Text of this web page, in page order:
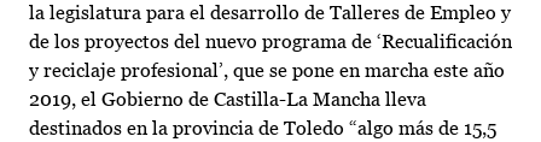
la legislatura para el desarrollo de Talleres de Empleo y
de los proyectos del nuevo programa de ‘Recualificación
y reciclaje profesional’, que se pone en marcha este año
2019, el Gobierno de Castilla-La Mancha lleva
destinados en la provincia de Toledo “algo más de 15,5